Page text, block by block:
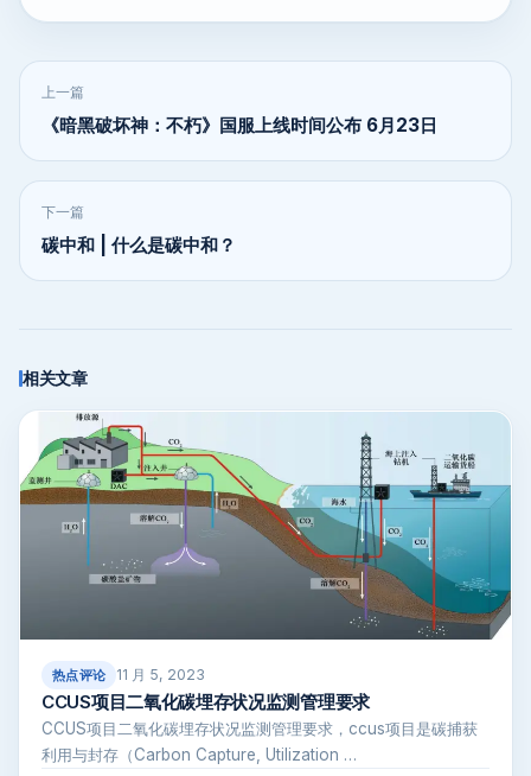
上一篇
《暗黑破坏神：不朽》国服上线时间公布 6月23日
下一篇
碳中和 | 什么是碳中和？
相关文章
热点评论 11 月 5, 2023
CCUS项目二氧化碳埋存状况监测管理要求
CCUS项目二氧化碳埋存状况监测管理要求，ccus项目是碳捕获
利用与封存（Carbon Capture, Utilization …